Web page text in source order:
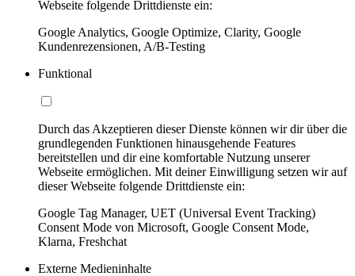
Webseite folgende Drittdienste ein:
Google Analytics, Google Optimize, Clarity, Google
Kundenrezensionen, A/B-Testing
Funktional
Durch das Akzeptieren dieser Dienste können wir dir über die
grundlegenden Funktionen hinausgehende Features
bereitstellen und dir eine komfortable Nutzung unserer
Webseite ermöglichen. Mit deiner Einwilligung setzen wir auf
dieser Webseite folgende Drittdienste ein:
Google Tag Manager, UET (Universal Event Tracking)
Consent Mode von Microsoft, Google Consent Mode,
Klarna, Freshchat
Externe Medieninhalte